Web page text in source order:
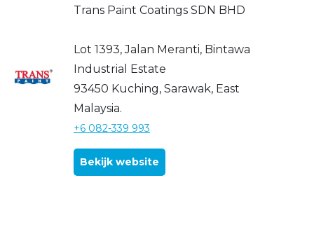
Trans Paint Coatings SDN BHD
Lot 1393, Jalan Meranti, Bintawa
Industrial Estate
93450 Kuching, Sarawak, East
Malaysia.
+6 082-339 993
Bekijk website